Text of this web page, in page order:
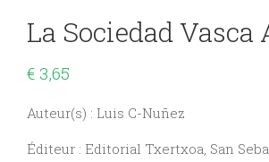
La Sociedad Vasca
€ 3,65
Auteur(s) : Luis C-Nuñez
Éditeur : Editorial Txertxoa, San